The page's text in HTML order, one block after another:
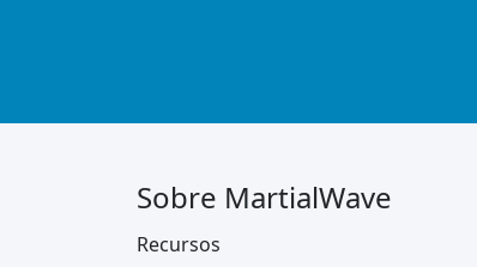
Sobre MartialWave
Recursos